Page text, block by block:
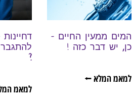
המים ממעין החיים –
כן, יש דבר כזה !
למאמ המלא ⭠
?
למאמ